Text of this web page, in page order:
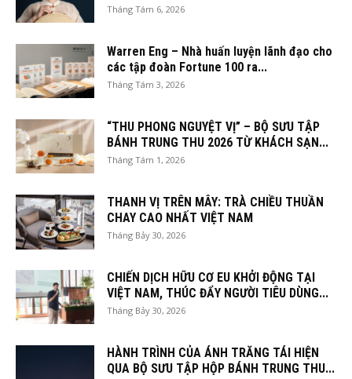
Tháng Tám 6, 2026
Warren Eng – Nhà huấn luyện lãnh đạo cho
các tập đoàn Fortune 100 ra...
Tháng Tám 3, 2026
“THU PHONG NGUYỆT VỊ” – BỘ SƯU TẬP
BÁNH TRUNG THU 2026 TỪ KHÁCH SẠN...
Tháng Tám 1, 2026
THANH VỊ TRÊN MÂY: TRÀ CHIỀU THUẦN
CHAY CAO NHẤT VIỆT NAM
Tháng Bảy 30, 2026
CHIẾN DỊCH HỮU CƠ EU KHỞI ĐỘNG TẠI
VIỆT NAM, THÚC ĐẨY NGƯỜI TIÊU DÙNG...
Tháng Bảy 30, 2026
HÀNH TRÌNH CỦA ÁNH TRĂNG TÁI HIỆN
QUA BỘ SƯU TẬP HỘP BÁNH TRUNG THU...